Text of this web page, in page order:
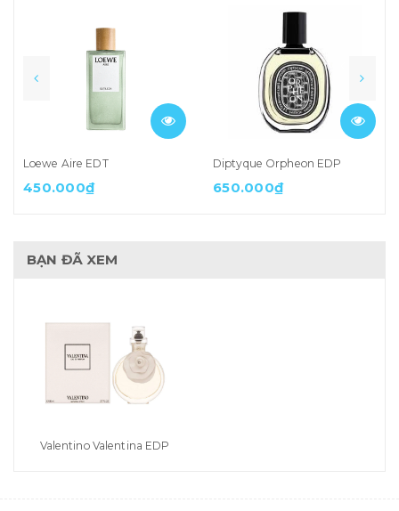
Loewe Aire EDT
450.000₫
Diptyque Orpheon EDP
650.000₫
BẠN ĐÃ XEM
Valentino Valentina EDP